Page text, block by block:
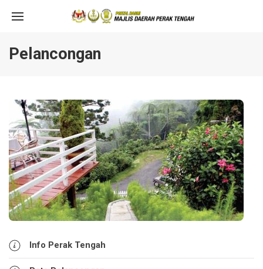
Pelancongan
Info Perak Tengah